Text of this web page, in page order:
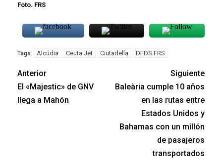
Foto. FRS
Tags: Alcúdia Ceuta Jet Ciutadella DFDS FRS
Anterior
El «Majestic» de GNV
llega a Mahón
Siguiente
Baleària cumple 10 años
en las rutas entre
Estados Unidos y
Bahamas con un millón
de pasajeros
transportados